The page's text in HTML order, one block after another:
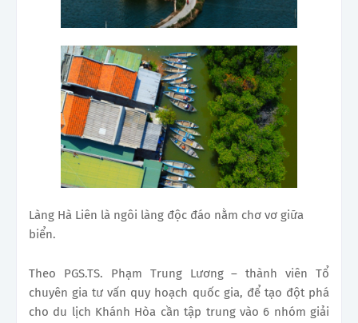
Làng Hà Liên là ngôi làng độc đáo nằm chơ vơ giữa
biển.
Theo PGS.TS. Phạm Trung Lương – thành viên Tổ
chuyên gia tư vấn quy hoạch quốc gia, để tạo đột phá
cho du lịch Khánh Hòa cần tập trung vào 6 nhóm giải